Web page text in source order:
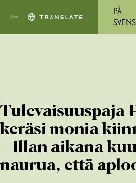
PÅ
Tulevaisuuspaja
keräsi monia
– Illan aikana
naurua, että